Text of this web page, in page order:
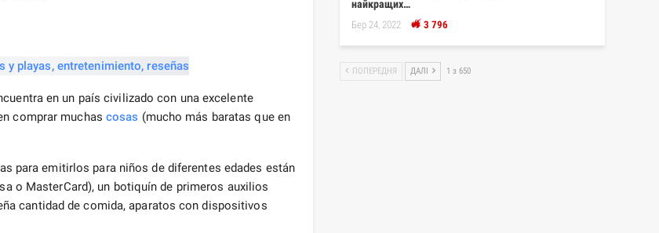
en un país civilizado con una excelente
comprar muchas cosas (mucho más baratas que en
para emitirlos para niños de diferentes edades están
o MasterCard), un botiquín de primeros auxilios
cantidad de comida, aparatos con dispositivos
найкращих…
Бер 24, 2022 3 796
ПОПЕРЕДНЯ ДАЛІ 1 з 650